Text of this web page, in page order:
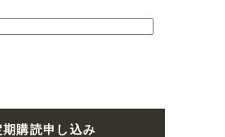
期購読申し込み